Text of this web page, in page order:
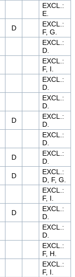
EXCL.:
E.
D
EXCL.:
F, G.
EXCL.:
D.
EXCL.:
F, I.
EXCL.:
D.
EXCL.:
D.
D
EXCL.:
D.
EXCL.:
D.
D
EXCL.:
D.
D
EXCL.:
D, F, G.
EXCL.:
F, I.
D
EXCL.:
D.
EXCL.:
D.
EXCL.:
F, H.
EXCL.:
F, I.